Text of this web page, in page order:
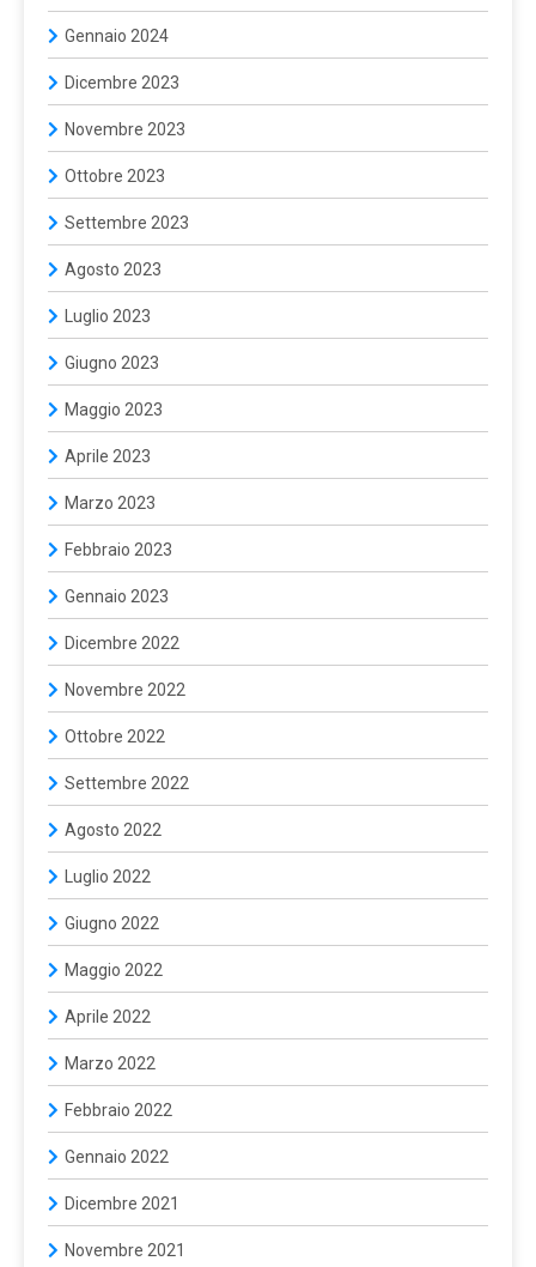
Gennaio 2024
Dicembre 2023
Novembre 2023
Ottobre 2023
Settembre 2023
Agosto 2023
Luglio 2023
Giugno 2023
Maggio 2023
Aprile 2023
Marzo 2023
Febbraio 2023
Gennaio 2023
Dicembre 2022
Novembre 2022
Ottobre 2022
Settembre 2022
Agosto 2022
Luglio 2022
Giugno 2022
Maggio 2022
Aprile 2022
Marzo 2022
Febbraio 2022
Gennaio 2022
Dicembre 2021
Novembre 2021